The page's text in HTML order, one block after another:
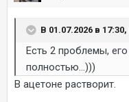
В 01.07.2026 в
Есть 2 проблемы,
полностью...)))
В ацетоне растворит.